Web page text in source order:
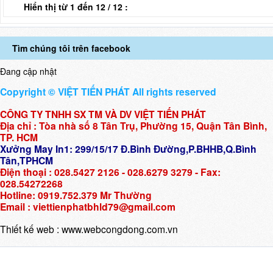
Hiển thị từ 1 đến 12 / 12 :
Tìm chúng tôi trên facebook
Đang cập nhật
Copyright © VIỆT TIẾN PHÁT All rights reserved
CÔNG TY TNHH SX TM VÀ DV VIỆT TIẾN PHÁT
Địa chỉ : Tòa nhà số 8 Tân Trụ, Phường 15, Quận Tân Bình,
TP. HCM
Xưởng May In1: 299/15/17 Đ.Bình Đường,P.BHHB,Q.Bình
Tân,TPHCM
Điện thoại : 028.5427 2126 - 028.6279 3279 - Fax:
028.54272268
Hotline: 0919.752.379 Mr Thường
Email : viettienphatbhld79@gmail.com
Thiết kế web : www.webcongdong.com.vn